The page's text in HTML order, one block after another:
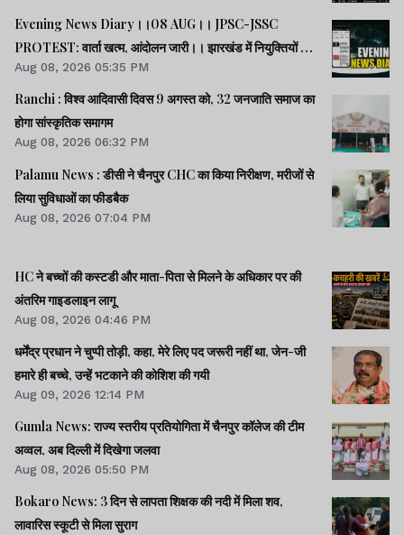
Evening News Diary।।08 AUG।। JPSC-JSSC
PROTEST: वार्ता खत्म, आंदोलन जारी।। झारखंड में नियुक्तियों में
भ्रष्टाचार-01: विधानसभा से हुई शुरूआत।। महिला आरक्षण कानून
लागू में देर क्यों -राहुल।। समेत अन्य खबरें व वीडियो।।
Aug 08, 2026 05:35 PM
Ranchi : विश्व आदिवासी दिवस 9 अगस्त को, 32 जनजाति समाज का
होगा सांस्कृतिक समागम
Aug 08, 2026 06:32 PM
Palamu News : डीसी ने चैनपुर CHC का किया निरीक्षण, मरीजों से
लिया सुविधाओं का फीडबैक
Aug 08, 2026 07:04 PM
HC ने बच्चों की कस्टडी और माता-पिता से मिलने के अधिकार पर की
अंतरिम गाइडलाइन लागू
Aug 08, 2026 04:46 PM
धर्मेंद्र प्रधान ने चुप्पी तोड़ी, कहा, मेरे लिए पद जरूरी नहीं था, जेन-जी
हमारे ही बच्चे, उन्हें भटकाने की कोशिश की गयी
Aug 09, 2026 12:14 PM
Gumla News: राज्य स्तरीय प्रतियोगिता में चैनपुर कॉलेज की टीम
अव्वल, अब दिल्ली में दिखेगा जलवा
Aug 08, 2026 05:50 PM
Bokaro News: 3 दिन से लापता शिक्षक की नदी में मिला शव,
लावारिस स्कूटी से मिला सुराग